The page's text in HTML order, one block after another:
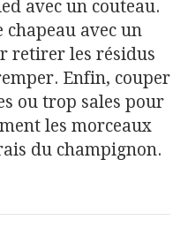
avec un couteau.
chapeau avec un
retirer les résidus
Enfin, couper
ou trop sales pour
les morceaux
du champignon.